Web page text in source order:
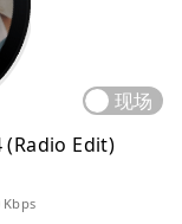
现场
Edit)
Kbps